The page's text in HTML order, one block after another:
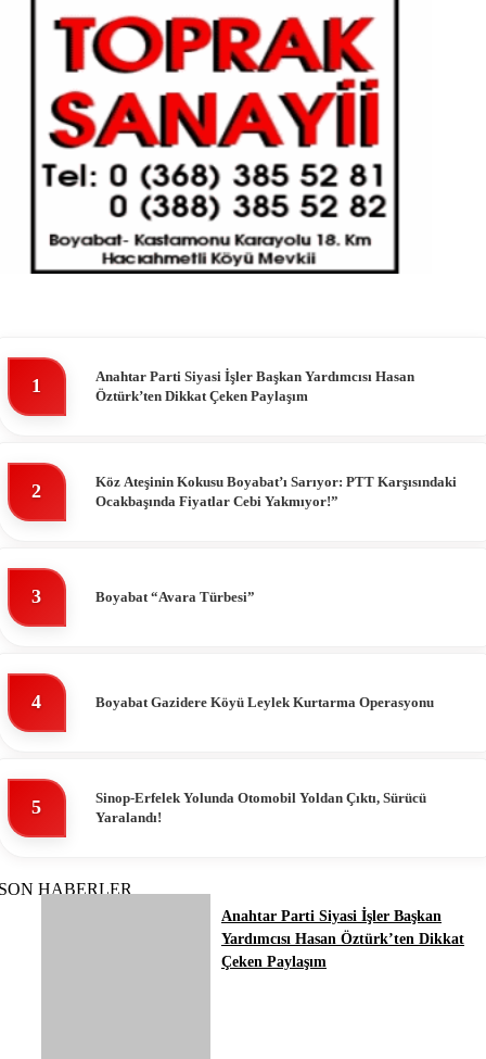
1
Anahtar Parti Siyasi İşler Başkan Yardımcısı Hasan
Öztürk’ten Dikkat Çeken Paylaşım
2
Köz Ateşinin Kokusu Boyabat’ı Sarıyor: PTT Karşısındaki
Ocakbaşında Fiyatlar Cebi Yakmıyor!”
3 Boyabat “Avara Türbesi”
4 Boyabat Gazidere Köyü Leylek Kurtarma Operasyonu
5
Sinop-Erfelek Yolunda Otomobil Yoldan Çıktı, Sürücü
Yaralandı!
HABERLER
Anahtar Parti Siyasi İşler Başkan
Yardımcısı Hasan Öztürk’ten Dikkat
Çeken Paylaşım